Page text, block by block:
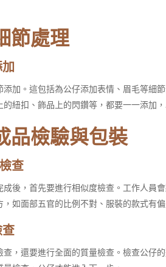
節處理​
添加。這包括為公仔添加表情、眉毛等細
的紐扣、飾品上的閃鑽等，都要一一添加
品檢驗與包裝​
查​
成後，首先要進行相似度檢查。工作人員
，如面部五官的比例不對、服裝的款式有
查，還要進行全面的質量檢查。檢查公仔